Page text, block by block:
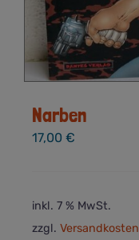
Narben
17,00 €
inkl. 7 % MwSt.
zzgl. Versandkosten